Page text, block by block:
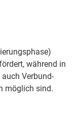
während in
auch Verbund­
möglich sind.